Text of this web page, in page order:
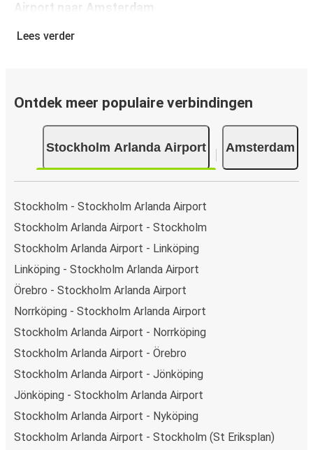
Airport naar Amsterdam
Een busticket boeken is heel simpel: op onze website of
Paypal, Google en Apple Pay. Je kunt ook contant
Lees verder
Ontdek meer populaire verbindingen
Stockholm Arlanda Airport Amsterdam
Stockholm - Stockholm Arlanda Airport
Stockholm Arlanda Airport - Stockholm
Stockholm Arlanda Airport - Linköping
Linköping - Stockholm Arlanda Airport
Örebro - Stockholm Arlanda Airport
Norrköping - Stockholm Arlanda Airport
Stockholm Arlanda Airport - Norrköping
Stockholm Arlanda Airport - Örebro
Stockholm Arlanda Airport - Jönköping
Jönköping - Stockholm Arlanda Airport
Stockholm Arlanda Airport - Nyköping
Stockholm Arlanda Airport - Stockholm (St Eriksplan)